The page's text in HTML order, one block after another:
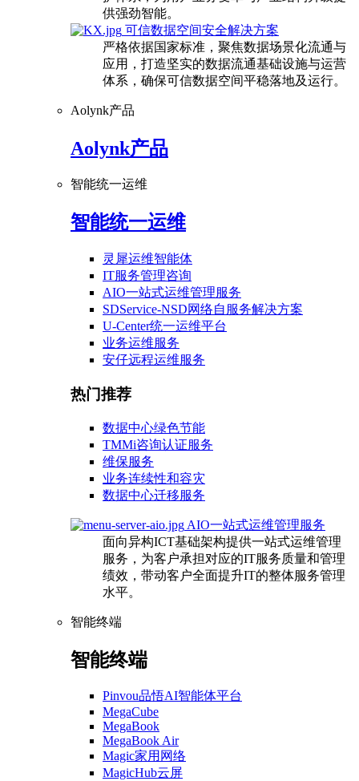
供强劲智能。
可信数据空间安全解决方案
严格依据国家标准，聚焦数据场景化流通与
应用，打造坚实的数据流通基础设施与运营
体系，确保可信数据空间平稳落地及运行。
Aolynk产品
Aolynk产品
智能统一运维
智能统一运维
灵犀运维智能体
IT服务管理咨询
AIO一站式运维管理服务
SDService-NSD网络自服务解决方案
U-Center统一运维平台
业务运维服务
安仔远程运维服务
热门推荐
数据中心绿色节能
TMMi咨询认证服务
维保服务
业务连续性和容灾
数据中心迁移服务
AIO一站式运维管理服务
面向异构ICT基础架构提供一站式运维管理
服务，为客户承担对应的IT服务质量和管理
绩效，带动客户全面提升IT的整体服务管理
水平。
智能终端
智能终端
Pinvou品悟AI智能体平台
MegaCube
MegaBook
MegaBook Air
Magic家用网络
MagicHub云屏